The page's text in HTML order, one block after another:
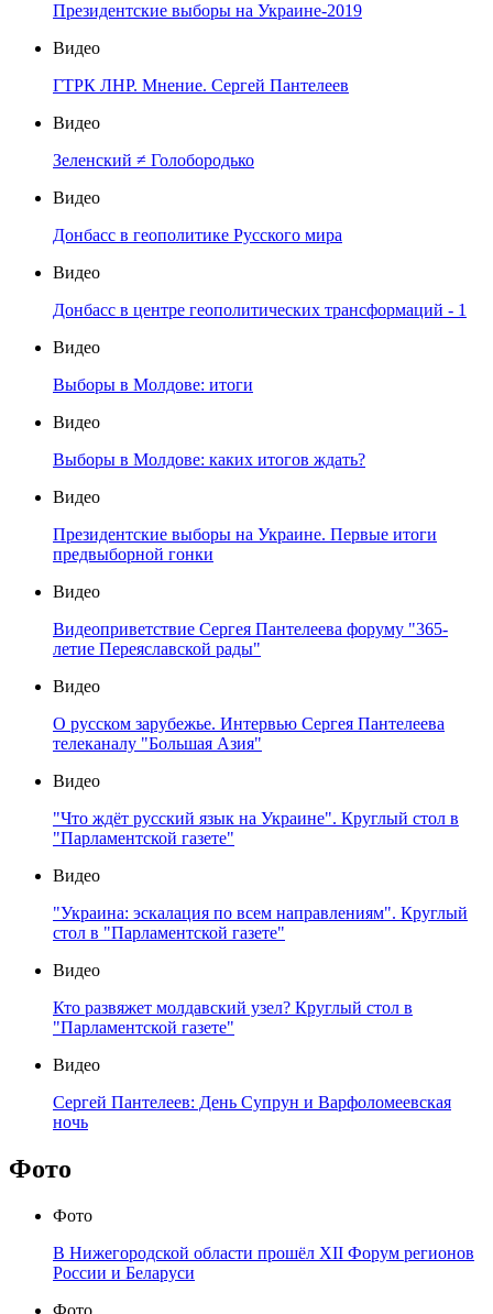
Президентские выборы на Украине-2019
Видео
ГТРК ЛНР. Мнение. Сергей Пантелеев
Видео
Зеленский ≠ Голобородько
Видео
Донбасс в геополитике Русского мира
Видео
Донбасс в центре геополитических трансформаций - 1
Видео
Выборы в Молдове: итоги
Видео
Выборы в Молдове: каких итогов ждать?
Видео
Президентские выборы на Украине. Первые итоги
предвыборной гонки
Видео
Видеоприветствие Сергея Пантелеева форуму "365-
летие Переяславской рады"
Видео
О русском зарубежье. Интервью Сергея Пантелеева
телеканалу "Большая Азия"
Видео
"Что ждёт русский язык на Украине". Круглый стол в
"Парламентской газете"
Видео
"Украина: эскалация по всем направлениям". Круглый
стол в "Парламентской газете"
Видео
Кто развяжет молдавский узел? Круглый стол в
"Парламентской газете"
Видео
Сергей Пантелеев: День Супрун и Варфоломеевская
ночь
Фото
Фото
В Нижегородской области прошёл XII Форум регионов
России и Беларуси